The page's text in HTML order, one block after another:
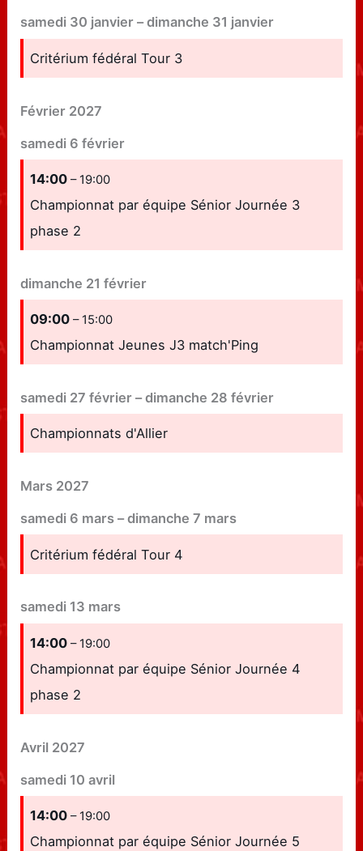
samedi 30 janvier –dimanche 31 janvier
Critérium fédéral Tour 3
Février 2027
samedi 6 février
14:00– 19:00
Championnat par équipe Sénior Journée 3
phase 2
dimanche 21 février
09:00– 15:00
Championnat Jeunes J3 match'Ping
samedi 27 février –dimanche 28 février
Championnats d'Allier
Mars 2027
samedi 6 mars –dimanche 7 mars
Critérium fédéral Tour 4
samedi 13 mars
14:00– 19:00
Championnat par équipe Sénior Journée 4
phase 2
Avril 2027
samedi 10 avril
14:00– 19:00
Championnat par équipe Sénior Journée 5